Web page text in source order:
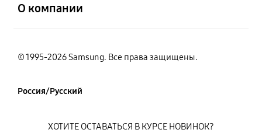
О компании
© 1995-2026 Samsung. Все права защищены.
Россия/Русский
ХОТИТЕ ОСТАВАТЬСЯ В КУРСЕ НОВИНОК?